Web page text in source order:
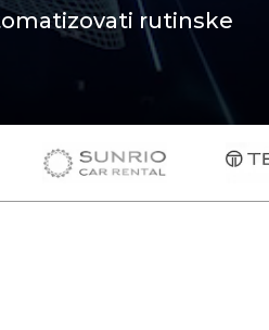
rutinske